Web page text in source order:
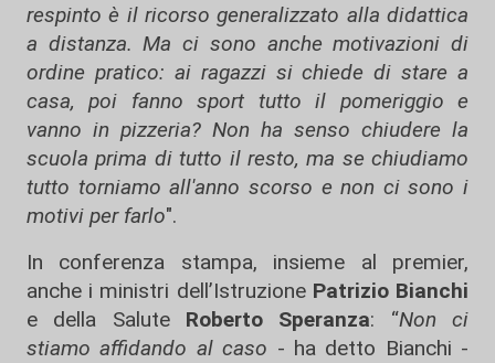
respinto è il ricorso generalizzato alla didattica
a distanza. Ma ci sono anche motivazioni di
ordine pratico: ai ragazzi si chiede di stare a
casa, poi fanno sport tutto il pomeriggio e
vanno in pizzeria? Non ha senso chiudere la
scuola prima di tutto il resto, ma se chiudiamo
tutto torniamo all'anno scorso e non ci sono i
motivi per farlo".
In conferenza stampa, insieme al premier,
anche i ministri dell’Istruzione Patrizio Bianchi
e della Salute Roberto Speranza: “Non ci
stiamo affidando al caso - ha detto Bianchi -